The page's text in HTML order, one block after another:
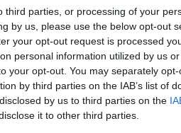
parties, or processing of your
by us, please use the below opt-out
your opt-out request is processed
personal information utilized by us
your opt-out. You may separately
by third parties on the IAB’s list of
by us to third parties on the
it to other third parties.
AI
Állítsa